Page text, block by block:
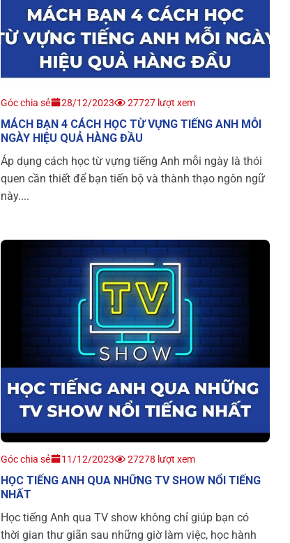
Góc chia sẻ 28/12/2023 27727 lượt xem
MÁCH BẠN 4 CÁCH HỌC TỪ VỰNG TIẾNG ANH MỖI
NGÀY HIỆU QUẢ HÀNG ĐẦU
Áp dụng cách học từ vựng tiếng Anh mỗi ngày là thói
quen cần thiết để bạn tiến bộ và thành thạo ngôn ngữ
này....
Góc chia sẻ 11/12/2023 27278 lượt xem
HỌC TIẾNG ANH QUA NHỮNG TV SHOW NỔI TIẾNG
NHẤT
Học tiếng Anh qua TV show không chỉ giúp bạn có
thời gian thư giãn sau những giờ làm việc, học hành